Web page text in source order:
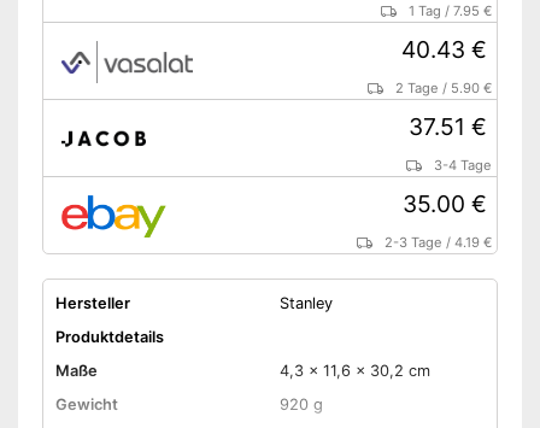
1 Tag /7.95 €
40.43 €
2 Tage / 5.90 €
37.51 €
3-4 Tage
35.00 €
2-3 Tage /4.19 €
Hersteller
Stanley
Produktdetails
Maße
4,3 x 11,6 x 30,2 cm
Gewicht
920 g